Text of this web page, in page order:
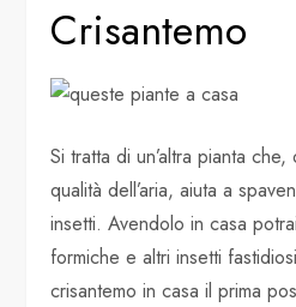
Crisantemo
Si tratta di un’altra pianta
qualità dell’aria, aiuta a
insetti. Avendolo in casa
formiche e altri insetti
crisantemo in casa il prima